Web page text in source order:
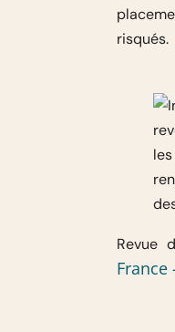
risqués.
Revue
France